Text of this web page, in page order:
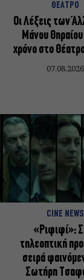
ΘΕΑΤΡΟ
Οι Λέξεις των
Μάνου Θηραίου
χρόνο στο
07.08.2026
CINE NEWS
«Ριφιφί»:
τηλεοπτική
σειρά
Σωτήρη